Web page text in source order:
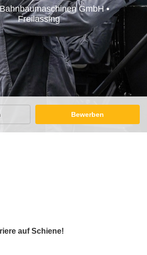
GmbH •
Freilassing
Bewerben
auf Schiene!